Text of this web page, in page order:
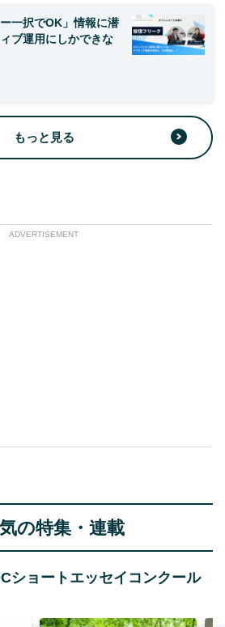
一択でOK」情報に潜
ブ運用にしかできな
もっと見る
ADVERTISEMENT
の特集・連載
ショートエッセイコンクール